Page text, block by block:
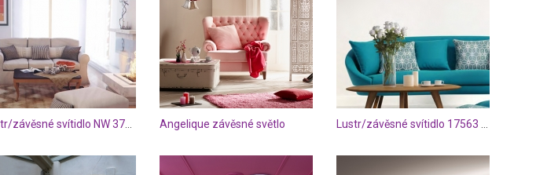
Angelique závěsné světlo